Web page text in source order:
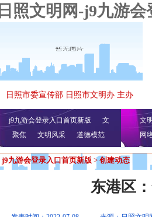
日照文明网-j9九游
日照市委宣传部 日照市文明办 主办
j9九游会登录入口首页新版
文
明播报
公益视频
聚焦 文明风采 道德模范
文
网
j9九游会登录入口首页新版 > 创建动态
东港区